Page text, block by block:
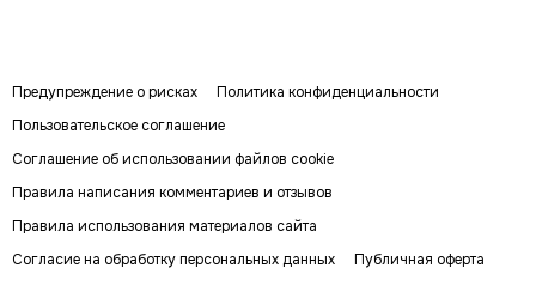
Предупреждение о рисках
Политика конфиденциальности
Пользовательское соглашение
Соглашение об использовании файлов cookie
Правила написания комментариев и отзывов
Правила использования материалов сайта
Согласие на обработку персональных данных
Публичная оферта